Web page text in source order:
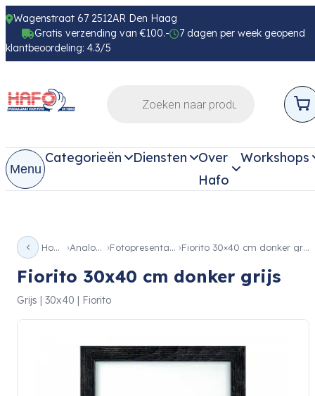
Wagenstraat 67 2512AR Den Haag
Gratis verzending van €100.-
7 dagen per week geopend
klantbeoordeling: 4.3/5
Menu
Categorieën Diensten
Over
Hafo
Workshops
Home Analoog Fotopresentatie Fiorito 30×40 cm donker grijs
Fiorito 30x40 cm donker grijs
Grijs | 30x40 | Fiorito